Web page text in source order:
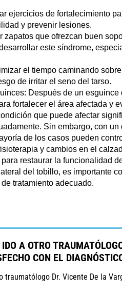
ejercicios de fortalecimiento
y prevenir lesiones.
zapatos que ofrezcan buen
este síndrome,
el tiempo caminando
de irritar el seno del tarso.
: Después de un
fortalecer el área afectada y
que puede afectar
Sin embargo, con
de los casos pueden
y cambios en el
restaurar la funcionalidad
del tobillo, es importante
tratamiento adecuado.
A OTRO
CON EL
traumatólogo Dr. Vicente De la